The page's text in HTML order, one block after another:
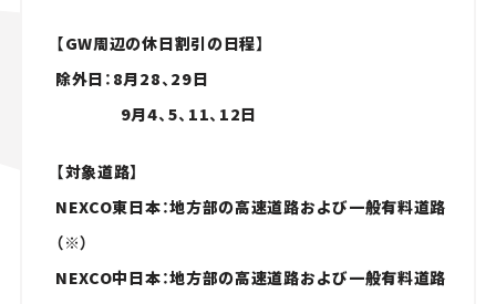
【GW周辺の休日割引の日程】
除外日：8月28、29日
9月4、5、11、12日
【対象道路】
NEXCO東日本：地方部の高速道路および一般有料道路
（※）
NEXCO中日本：地方部の高速道路および一般有料道路